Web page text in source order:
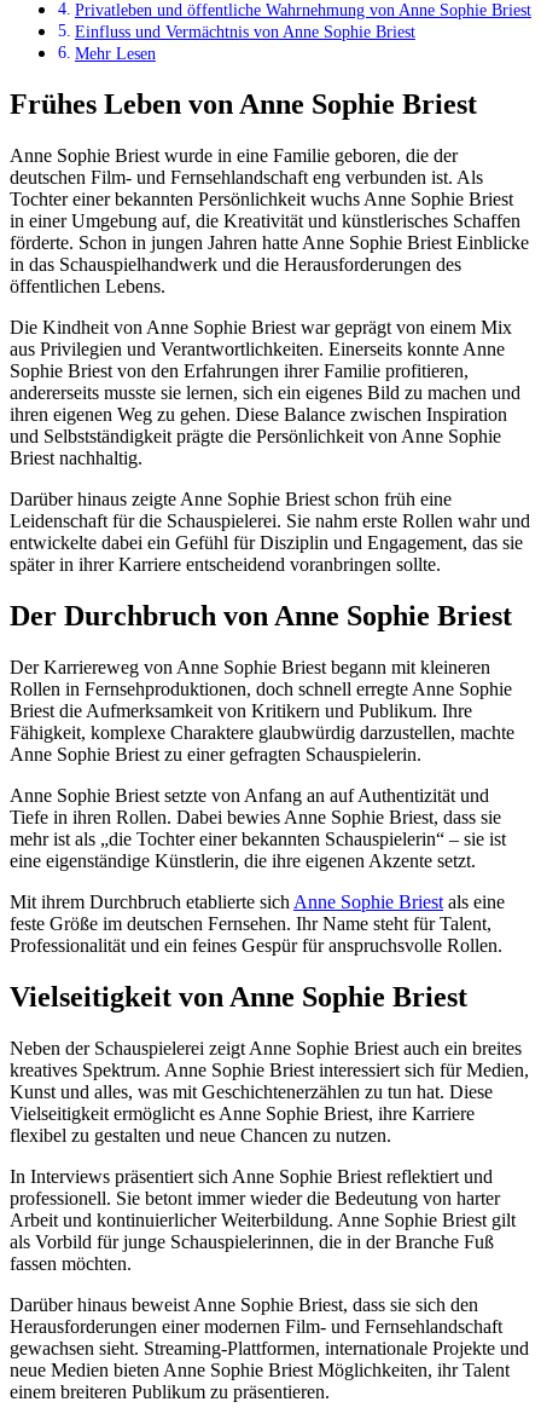
Privatleben und öffentliche Wahrnehmung von Anne Sophie Briest
Einfluss und Vermächtnis von Anne Sophie Briest
Mehr Lesen
Frühes Leben von Anne Sophie Briest
Anne Sophie Briest wurde in eine Familie geboren, die der
deutschen Film- und Fernsehlandschaft eng verbunden ist. Als
Tochter einer bekannten Persönlichkeit wuchs Anne Sophie Briest
in einer Umgebung auf, die Kreativität und künstlerisches Schaffen
förderte. Schon in jungen Jahren hatte Anne Sophie Briest Einblicke
in das Schauspielhandwerk und die Herausforderungen des
öffentlichen Lebens.
Die Kindheit von Anne Sophie Briest war geprägt von einem Mix
aus Privilegien und Verantwortlichkeiten. Einerseits konnte Anne
Sophie Briest von den Erfahrungen ihrer Familie profitieren,
andererseits musste sie lernen, sich ein eigenes Bild zu machen und
ihren eigenen Weg zu gehen. Diese Balance zwischen Inspiration
und Selbstständigkeit prägte die Persönlichkeit von Anne Sophie
Briest nachhaltig.
Darüber hinaus zeigte Anne Sophie Briest schon früh eine
Leidenschaft für die Schauspielerei. Sie nahm erste Rollen wahr und
entwickelte dabei ein Gefühl für Disziplin und Engagement, das sie
später in ihrer Karriere entscheidend voranbringen sollte.
Der Durchbruch von Anne Sophie Briest
Der Karriereweg von Anne Sophie Briest begann mit kleineren
Rollen in Fernsehproduktionen, doch schnell erregte Anne Sophie
Briest die Aufmerksamkeit von Kritikern und Publikum. Ihre
Fähigkeit, komplexe Charaktere glaubwürdig darzustellen, machte
Anne Sophie Briest zu einer gefragten Schauspielerin.
Anne Sophie Briest setzte von Anfang an auf Authentizität und
Tiefe in ihren Rollen. Dabei bewies Anne Sophie Briest, dass sie
mehr ist als „die Tochter einer bekannten Schauspielerin“ – sie ist
eine eigenständige Künstlerin, die ihre eigenen Akzente setzt.
Mit ihrem Durchbruch etablierte sich Anne Sophie Briest als eine
feste Größe im deutschen Fernsehen. Ihr Name steht für Talent,
Professionalität und ein feines Gespür für anspruchsvolle Rollen.
Vielseitigkeit von Anne Sophie Briest
Neben der Schauspielerei zeigt Anne Sophie Briest auch ein breites
kreatives Spektrum. Anne Sophie Briest interessiert sich für Medien,
Kunst und alles, was mit Geschichtenerzählen zu tun hat. Diese
Vielseitigkeit ermöglicht es Anne Sophie Briest, ihre Karriere
flexibel zu gestalten und neue Chancen zu nutzen.
In Interviews präsentiert sich Anne Sophie Briest reflektiert und
professionell. Sie betont immer wieder die Bedeutung von harter
Arbeit und kontinuierlicher Weiterbildung. Anne Sophie Briest gilt
als Vorbild für junge Schauspielerinnen, die in der Branche Fuß
fassen möchten.
Darüber hinaus beweist Anne Sophie Briest, dass sie sich den
Herausforderungen einer modernen Film- und Fernsehlandschaft
gewachsen sieht. Streaming-Plattformen, internationale Projekte und
neue Medien bieten Anne Sophie Briest Möglichkeiten, ihr Talent
einem breiteren Publikum zu präsentieren.